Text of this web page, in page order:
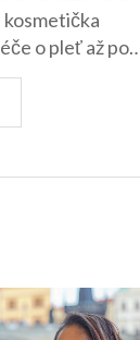
o pleť až po
Přinášíme také
nejlepší
při první